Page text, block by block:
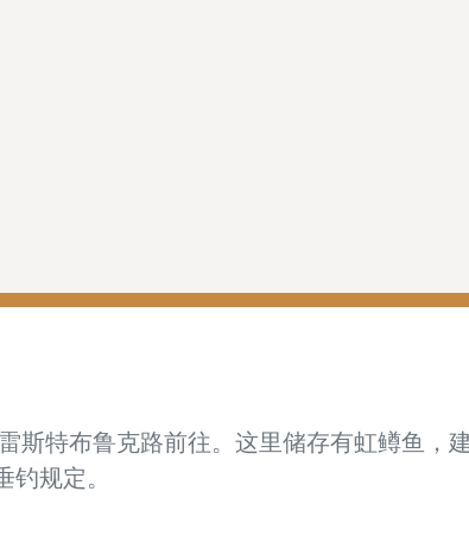
斯特布鲁克路前往。这里储存有虹鳟鱼，
规定。